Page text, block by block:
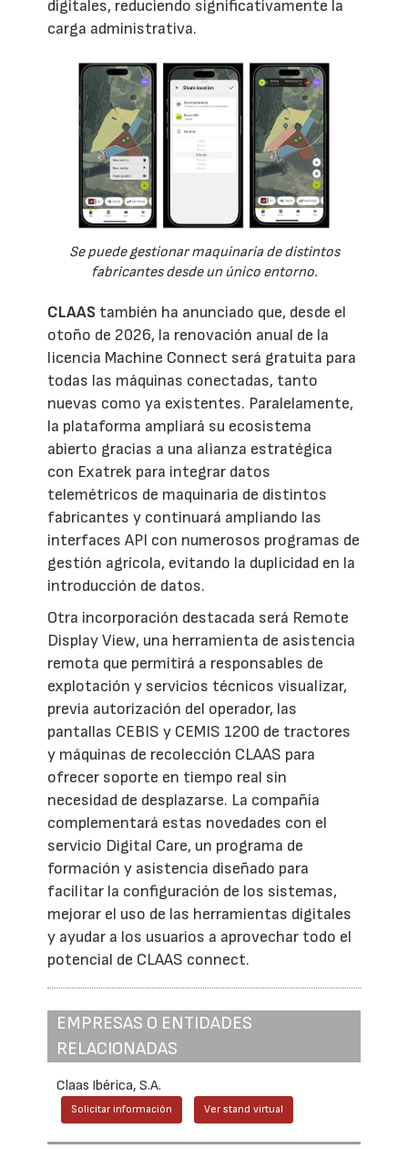
digitales, reduciendo significativamente la
carga administrativa.
Se puede gestionar maquinaria de distintos
fabricantes desde un único entorno.
CLAAS también ha anunciado que, desde el
otoño de 2026, la renovación anual de la
licencia Machine Connect será gratuita para
todas las máquinas conectadas, tanto
nuevas como ya existentes. Paralelamente,
la plataforma ampliará su ecosistema
abierto gracias a una alianza estratégica
con Exatrek para integrar datos
telemétricos de maquinaria de distintos
fabricantes y continuará ampliando las
interfaces API con numerosos programas de
gestión agrícola, evitando la duplicidad en la
introducción de datos.
Otra incorporación destacada será Remote
Display View, una herramienta de asistencia
remota que permitirá a responsables de
explotación y servicios técnicos visualizar,
previa autorización del operador, las
pantallas CEBIS y CEMIS 1200 de tractores
y máquinas de recolección CLAAS para
ofrecer soporte en tiempo real sin
necesidad de desplazarse. La compañía
complementará estas novedades con el
servicio Digital Care, un programa de
formación y asistencia diseñado para
facilitar la configuración de los sistemas,
mejorar el uso de las herramientas digitales
y ayudar a los usuarios a aprovechar todo el
potencial de CLAAS connect.
EMPRESAS O ENTIDADES
RELACIONADAS
Claas Ibérica, S.A.
Solicitar información Ver stand virtual